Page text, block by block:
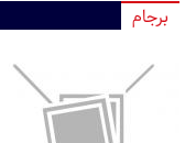
برجام